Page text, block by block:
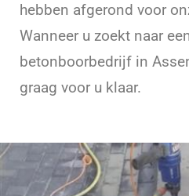
hebben afgerond voor
Wanneer u zoekt naar
betonboorbedrijf in
graag voor u klaar.